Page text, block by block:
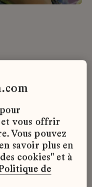
ait pas
pour le
et vous offrir
Vous pouvez
savoir plus en
cookies" et à
de